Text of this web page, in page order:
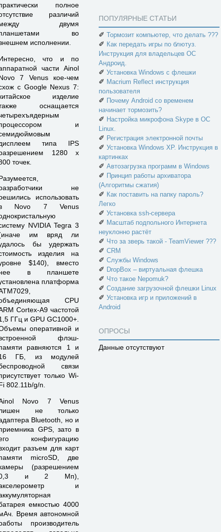
полное
различий
двумя
во
исполнении.
что и по
части Ainol
7 Venus кое-чем
с Google Nexus 7:
изделие
оснащается
и
типа IPS
1280 х
точек.
не
использовать
Novo 7 Venus
NVIDIA Tegra 3
им вряд ли
бы удержать
изделия на
$140), вместо
в планшете
платформа
CPU
Cortex-A9 частотой
ГГц и GPU GC1000+.
оперативной и
флэш-
равняются 1 и
ГБ, из модулей
связи
только Wi-
802.11b/g/n.
Novo 7 Venus
не только
Bluetooth, но и
GPS, зато в
конфигурацию
разъем для карт
microSD, две
(разрешением
и 2 Мп),
и
емкостью 4000
Время автономной
производитель
ПОПУЛЯРНЫЕ СТАТЬИ
✐ Тормозит компьютер, что делать ???
✐ Как передать игры по блютуз.
Инструкция для владельцев ОС
Андроид.
✐ Установка Windows с флешки
✐ Macrium Reflect инструкция
пользователя
✐ Почему Android со временем
начинает тормозить?
✐ Настройка микрофона Skype в ОС
Linux.
✐ Регистрация электронной почты
✐ Установка Windows XP. Инструкция в
картинках
✐ Автозагрузка программ в Windows
✐ Принцип работы архиватора
(Алгоритмы сжатия)
✐ Как поставить на папку пароль?
Легко
✐ Установка ssh-сервера
✐ Масштаб подпольного Интернета
неуклонно растёт
✐ Что за зверь такой - TeamViewer ???
✐ CRM
✐ Службы Windows
✐ DropBox – виртуальная флешка
✐ Что такое Nepomuk?
✐ Создание загрузочной флешки Linux
✐ Установка игр и приложений в
Android
ОПРОСЫ
Данные отсутствуют